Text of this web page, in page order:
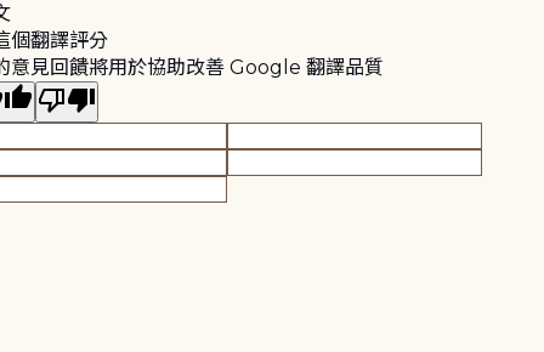
個翻譯評分
意見回饋將用於協助改善 Google 翻譯品質